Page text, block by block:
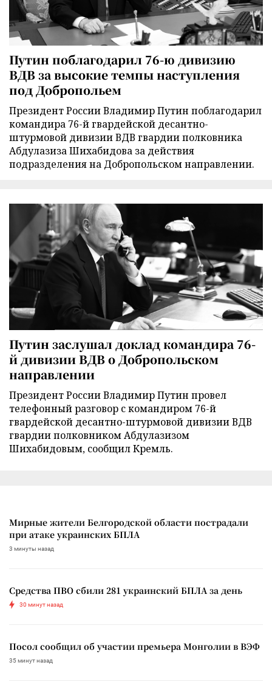
Путин поблагодарил 76-ю дивизию
ВДВ за высокие темпы наступления
под Добропольем
Президент России Владимир Путин поблагодарил
командира 76-й гвардейской десантно-
штурмовой дивизии ВДВ гвардии полковника
Абдулазиза Шихабидова за действия
подразделения на Добропольском направлении.
Путин заслушал доклад командира 76-
й дивизии ВДВ о Добропольском
направлении
Президент России Владимир Путин провел
телефонный разговор с командиром 76-й
гвардейской десантно-штурмовой дивизии ВДВ
гвардии полковником Абдулазизом
Шихабидовым, сообщил Кремль.
Мирные жители Белгородской области пострадали
при атаке украинских БПЛА
3 минуты назад
Средства ПВО сбили 281 украинский БПЛА за день
30 минут назад
Посол сообщил об участии премьера Монголии в ВЭФ
35 минут назад